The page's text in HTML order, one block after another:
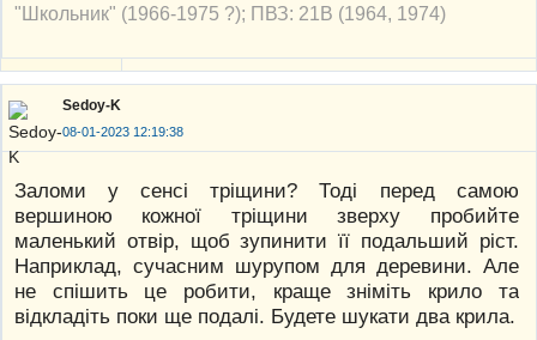
"Школьник" (1966-1975 ?); ПВЗ: 21В (1964, 1974)
Sedoy-K
08-01-2023 12:19:38
Заломи у сенсі тріщини? Тоді перед самою
вершиною кожної тріщини зверху пробийте
маленький отвір, щоб зупинити її подальший ріст.
Наприклад, сучасним шурупом для деревини. Але
не спішить це робити, краще зніміть крило та
відкладіть поки ще подалі. Будете шукати два крила.